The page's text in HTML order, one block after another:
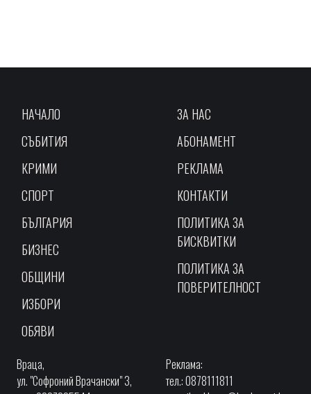
НАЧАЛО
СЪБИТИЯ
КРИМИ
СПОРТ
БЪЛГАРИЯ
БИЗНЕС
ОБЩИНИ
ИЗБОРИ
ОБЯВИ
ЗА НАС
АБОНАМЕНТ
РЕКЛАМА
КОНТАКТИ
ПОЛИТИКА ЗА
БИСКВИТКИ
ПОЛИТИКА ЗА
ПОВЕРИТЕЛНОСТ
Враца,
ул. "Софроний Врачански" 3,
Реклама:
тел.: 0878111811